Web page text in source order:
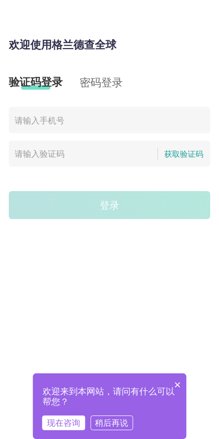
欢迎使用格兰德查全球
验证码登录 密码登录
获取验证码
登录
登录即表示已阅读并同意《格兰德官网用户协议》
×
欢迎来到本网站，请问有什么可以
帮您？
现在咨询 稍后再说